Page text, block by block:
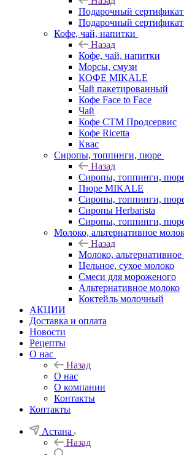
Подарочный
Подарочный
Кофе, чай, напитки
Назад
Кофе, чай, напитки
Морсы, смузи
КОФЕ MIKALE
Чай пакетированный
Кофе Face to Face
Чай
Кофе СТМ Продсервис
Кофе Ricetta
Квас
Сиропы, топпинги, пюре
Назад
Сиропы, топпинги,
Пюре MIKALE
Сиропы, топпинги,
Сиропы Herbarista
Сиропы, топпинги,
Молоко, альтернативное
Назад
Молоко,
Цельное, сухое молоко
Смеси для мороженого
Альтернативное молоко
Коктейль молочный
АКЦИИ
Доставка и оплата
Новости
Рецепты
О нас
Назад
О нас
О компании
Контакты
Контакты
Астана
Назад